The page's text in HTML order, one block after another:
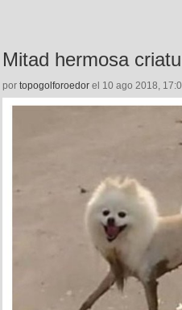
Mitad hermosa
por topogolforoedor el 10 ago 2018,